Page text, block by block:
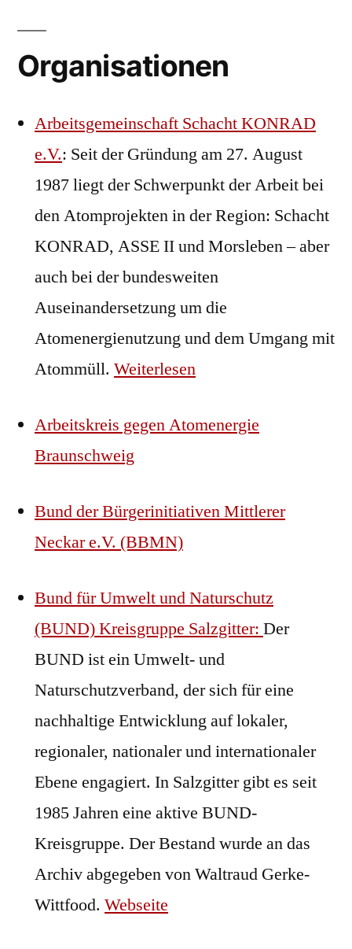
Organisationen
Arbeitsgemeinschaft Schacht KONRAD
e.V.: Seit der Gründung am 27. August
1987 liegt der Schwerpunkt der Arbeit bei
den Atomprojekten in der Region: Schacht
KONRAD, ASSE II und Morsleben – aber
auch bei der bundesweiten
Auseinandersetzung um die
Atomenergienutzung und dem Umgang mit
Atommüll. Weiterlesen
Arbeitskreis gegen Atomenergie
Braunschweig
Bund der Bürgerinitiativen Mittlerer
Neckar e.V. (BBMN)
Bund für Umwelt und Naturschutz
(BUND) Kreisgruppe Salzgitter: Der
BUND ist ein Umwelt- und
Naturschutzverband, der sich für eine
nachhaltige Entwicklung auf lokaler,
regionaler, nationaler und internationaler
Ebene engagiert. In Salzgitter gibt es seit
1985 Jahren eine aktive BUND-
Kreisgruppe. Der Bestand wurde an das
Archiv abgegeben von Waltraud Gerke-
Wittfood. Webseite